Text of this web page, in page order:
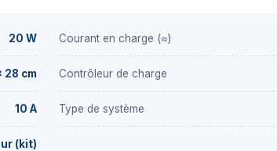
20 W Courant en charge (≈)
28 cm Contrôleur de charge
10 A Type de système
(kit)